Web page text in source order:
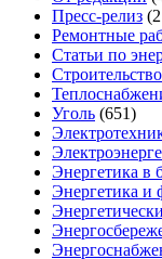
Пресс-релиз
Ремонтные
Статьи по
Уголь (651)
Энергетика в
Энергетика